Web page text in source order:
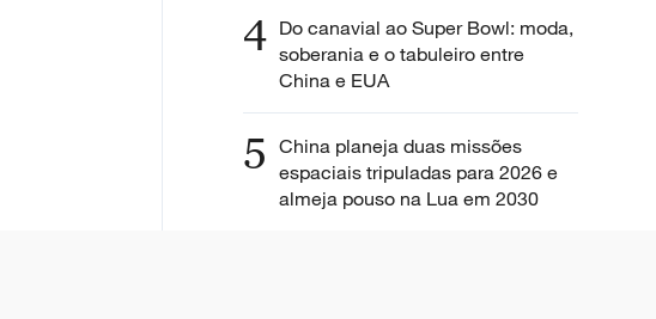
4 Do canavial ao Super Bowl: moda,
soberania e o tabuleiro entre
China e EUA
5 China planeja duas missões
espaciais tripuladas para 2026 e
almeja pouso na Lua em 2030